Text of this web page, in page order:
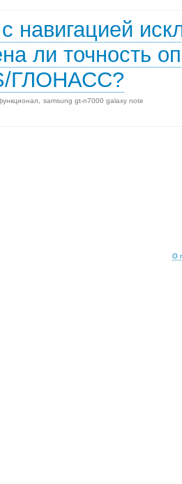
навигацией
ли точность
ГЛОНАСС?
samsung gt-n7000 galaxy note
О